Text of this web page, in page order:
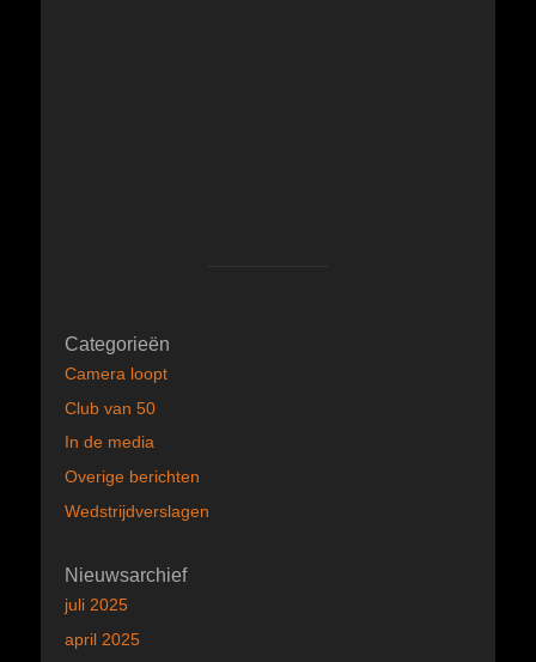
Categorieën
Camera loopt
Club van 50
In de media
Overige berichten
Wedstrijdverslagen
Nieuwsarchief
juli 2025
april 2025